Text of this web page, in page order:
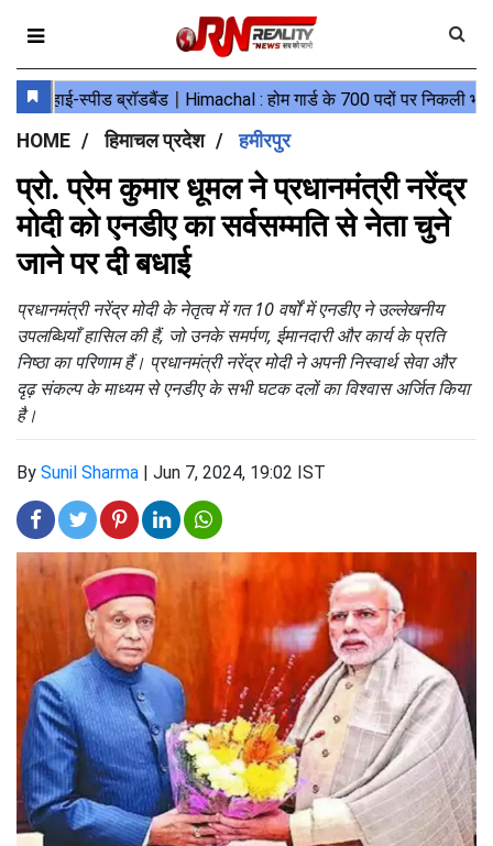
HOME हिमाचल प्रदेश हमीरपुर
प्रो. प्रेम कुमार धूमल ने प्रधानमंत्री नरेंद्र
मोदी को एनडीए का सर्वसम्मति से नेता चुने
जाने पर दी बधाई
प्रधानमंत्री नरेंद्र मोदी के नेतृत्व में गत 10 वर्षों में एनडीए ने उल्लेखनीय
उपलब्धियाँ हासिल की हैं, जो उनके समर्पण, ईमानदारी और कार्य के प्रति
निष्ठा का परिणाम हैं। प्रधानमंत्री नरेंद्र मोदी ने अपनी निस्वार्थ सेवा और
दृढ़ संकल्प के माध्यम से एनडीए के सभी घटक दलों का विश्वास अर्जित किया
है।
By Sunil Sharma | Jun 7, 2024, 19:02 IST